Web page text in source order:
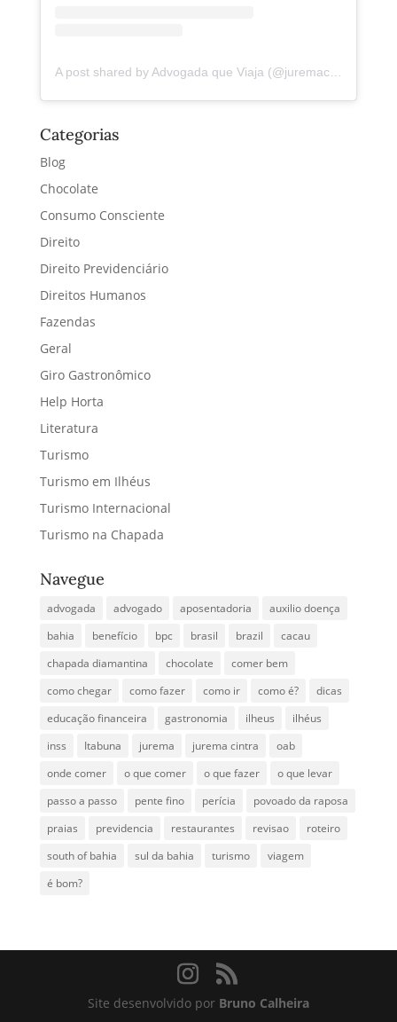
A post shared by Advogada que Viaja (@juremacintra)
Categorias
Blog
Chocolate
Consumo Consciente
Direito
Direito Previdenciário
Direitos Humanos
Fazendas
Geral
Giro Gastronômico
Help Horta
Literatura
Turismo
Turismo em Ilhéus
Turismo Internacional
Turismo na Chapada
Navegue
advogada advogado aposentadoria
auxilio doença
bahia
benefício bpc brasil brazil
cacau
chapada diamantina
chocolate
comer bem
como chegar
como fazer como ir como é?
dicas
educação financeira
gastronomia ilheus
ilhéus
inss
Itabuna jurema jurema cintra
oab
onde comer
o que comer o que fazer
o que levar
passo a passo
pente fino perícia
povoado da raposa
praias
previdencia restaurantes revisao
roteiro
south of bahia
sul da bahia turismo
viagem
é bom?
Site desenvolvido por Bruno Calheira